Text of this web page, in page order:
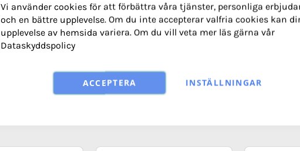
Vi använder cookies för att förbättra våra tjänster, personliga
och en bättre upplevelse. Om du inte accepterar valfria cookies kan
upplevelse av hemsida variera. Om du vill veta mer läs gärna vår
Dataskyddspolicy
ACCEPTERA INSTÄLLNINGAR
TANDSYSTEM COMBI